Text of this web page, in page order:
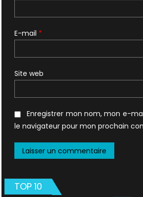
E-mail *
Site web
Enregistrer mon nom, mon e-
le navigateur pour mon prochain
TOP 10